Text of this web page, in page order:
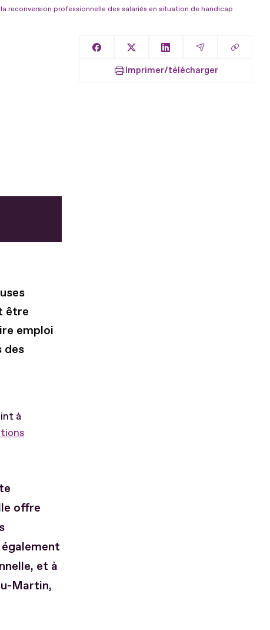
reconversion professionnelle des salariés en situation de handicap
être
emploi
des
à
offre
et à
Martin,
Partager sur Facebook
Partager sur XPartager sur LinkedIn
Partager par
Copier
Imprimer/télécharger